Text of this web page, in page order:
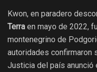
Kwon, en paradero
Terra en mayo de 2022,
montenegrino de
autoridades confirmaron
Justicia del país anunció